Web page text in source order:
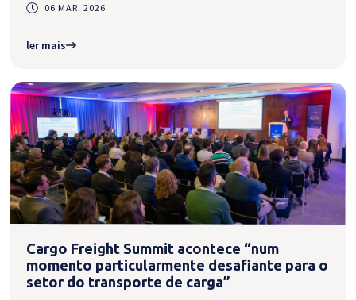
06 MAR. 2026
ler mais
Cargo Freight Summit acontece “num
momento particularmente desafiante para o
setor do transporte de carga”